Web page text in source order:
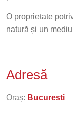
O proprietate
natură și un
Adresă
Oraș: Bucuresti